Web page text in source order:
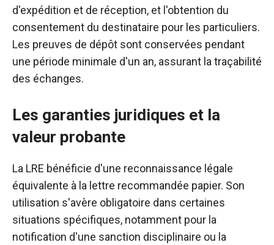
d'expédition et de réception, et l'obtention du
consentement du destinataire pour les particuliers.
Les preuves de dépôt sont conservées pendant
une période minimale d'un an, assurant la traçabilité
des échanges.
Les garanties juridiques et la
valeur probante
La LRE bénéficie d'une reconnaissance légale
équivalente à la lettre recommandée papier. Son
utilisation s'avère obligatoire dans certaines
situations spécifiques, notamment pour la
notification d'une sanction disciplinaire ou la